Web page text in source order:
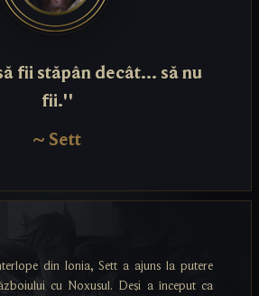
fii stăpân decât... să nu
fii.''
~ Sett
din Ionia, Sett a ajuns la putere
cu Noxusul. Deși a început ca